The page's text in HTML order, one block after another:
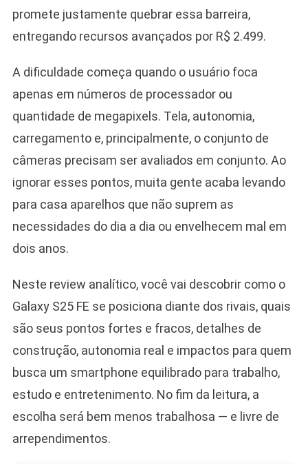
promete justamente quebrar essa barreira,
entregando recursos avançados por R$ 2.499.
A dificuldade começa quando o usuário foca
apenas em números de processador ou
quantidade de megapixels. Tela, autonomia,
carregamento e, principalmente, o conjunto de
câmeras precisam ser avaliados em conjunto. Ao
ignorar esses pontos, muita gente acaba levando
para casa aparelhos que não suprem as
necessidades do dia a dia ou envelhecem mal em
dois anos.
Neste review analítico, você vai descobrir como o
Galaxy S25 FE se posiciona diante dos rivais, quais
são seus pontos fortes e fracos, detalhes de
construção, autonomia real e impactos para quem
busca um smartphone equilibrado para trabalho,
estudo e entretenimento. No fim da leitura, a
escolha será bem menos trabalhosa — e livre de
arrependimentos.